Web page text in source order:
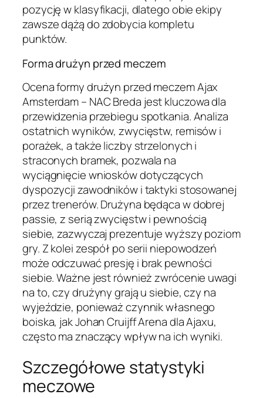
pozycję w klasyfikacji, dlatego obie ekipy
zawsze dążą do zdobycia kompletu
punktów.
Forma drużyn przed meczem
Ocena formy drużyn przed meczem Ajax
Amsterdam – NAC Breda jest kluczowa dla
przewidzenia przebiegu spotkania. Analiza
ostatnich wyników, zwycięstw, remisów i
porażek, a także liczby strzelonych i
straconych bramek, pozwala na
wyciągnięcie wniosków dotyczących
dyspozycji zawodników i taktyki stosowanej
przez trenerów. Drużyna będąca w dobrej
passie, z serią zwycięstw i pewnością
siebie, zazwyczaj prezentuje wyższy poziom
gry. Z kolei zespół po serii niepowodzeń
może odczuwać presję i brak pewności
siebie. Ważne jest również zwrócenie uwagi
na to, czy drużyny grają u siebie, czy na
wyjeździe, ponieważ czynnik własnego
boiska, jak Johan Cruijff Arena dla Ajaxu,
często ma znaczący wpływ na ich wyniki.
Szczegółowe statystyki
meczowe